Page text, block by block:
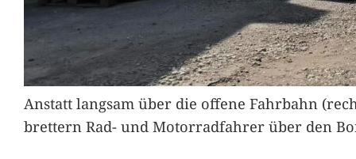
Anstatt langsam über die offene Fahrbahn
brettern Rad- und Motorradfahrer über den